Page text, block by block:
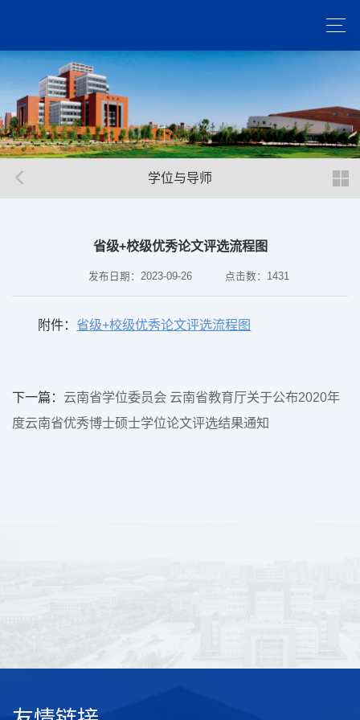
学位与导师
省级+校级优秀论文评选流程图
发布日期：2023-09-26 点击数： 1431
附件： 省级+校级优秀论文评选流程图
下一篇： 云南省学位委员会 云南省教育厅关于公布2020年
度云南省优秀博士硕士学位论文评选结果通知